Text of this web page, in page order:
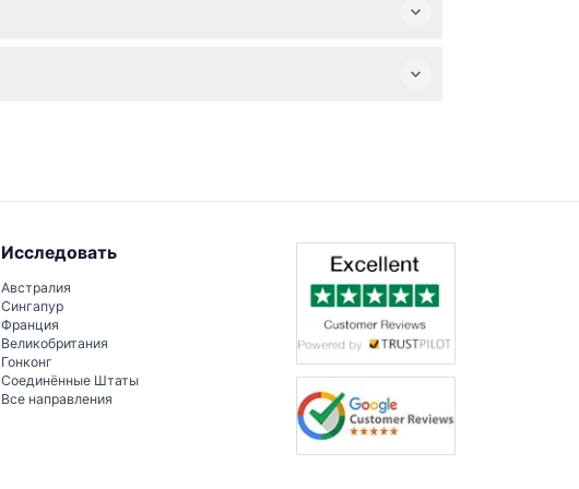
Исследовать
Австралия
Сингапур
Франция
Великобритания
Гонконг
Соединённые Штаты
Все направления